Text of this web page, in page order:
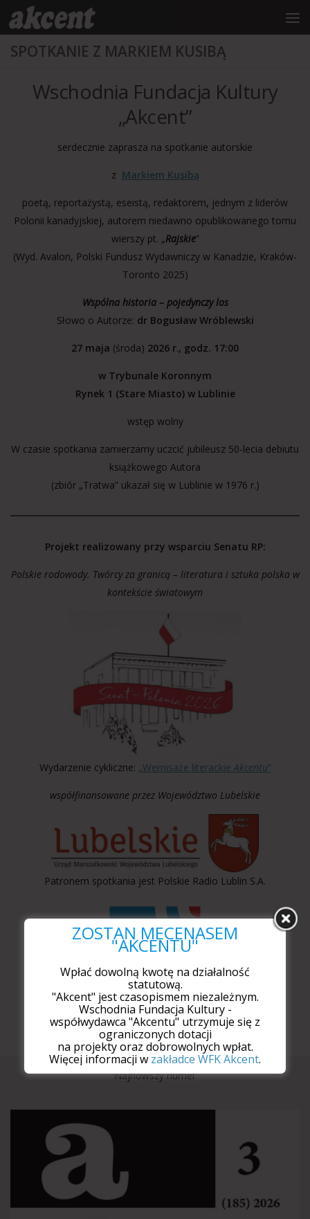
treści
Przejdź do treści
SPOTKANIE Z MARKIEM KUSIBĄ
Wschodnia Fundacja Kultury
„Akcent”
serdecznie zaprasza na spotkanie autorskie
z Markiem Kusibą
poetą, reportażystą, eseistą, redaktorem, jednym z liderów
Polonii kanadyjskiej, autorem niedawno opublikowanego tomu
wierszy pt. „Rajskie”
(Wyd. Avalon, Polski Fundusz Wydawniczy w Kanadzie, Kraków-
Toronto 2025)
Wspólna historia – pojedynczy los
Słowo o Autorze: dr Bogusław Wróblewski
27 maja (środa) 2026 r., godz. 17:00
w Trybunale Koronnym
Rynek 1 (Stare Miasto) w Lublinie
wstęp wolny
W czasie spotkania zamierzamy uczcić jubileusz 50-lecia debiutu
książkowego Autora
(zbiór „Tratwa” ukazał się w Lublinie w 1976 r.)
Projekt realizowany przy wsparciu Senatu RP:
Polskie rodowody. Twórcy za granicą – literatura i sztuka polska w
kontekście światowym
Wydarzenie cykliczne: „Wernisaże literackie Akcentu”
współfinansowane przez Województwo Lubelskie
Patronem spotkania jest Polskie Radio Lublin S.A.
Najnowszy numer
ZOSTAŃ MECENASEM
"AKCENTU"
Wpłać dowolną kwotę na działalność
statutową.
"Akcent" jest czasopismem niezależnym.
Wschodnia Fundacja Kultury -
współwydawca "Akcentu" utrzymuje się z
ograniczonych dotacji
na projekty oraz dobrowolnych wpłat.
Więcej informacji w zakładce WFK Akcent.